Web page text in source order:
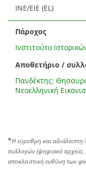
ΙΝΕ/ΕΙΕ (EL)
Πάροχος
Ινστιτούτο
Αποθετήριο /
Πανδέκτης:
Νεοελληνική
*Η εύρυθμη και αδιάλειπτη
συλλογών (ψηφιακό αρχείο,
αποκλειστική ευθύνη των